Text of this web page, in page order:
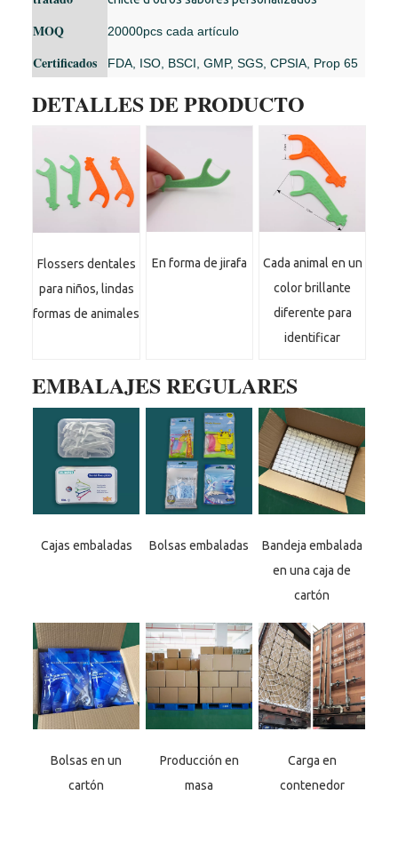
MOQ 20000pcs cada artículo
Certificados FDA, ISO, BSCI, GMP, SGS, CPSIA, Prop 65
DETALLES DE PRODUCTO
Flossers dentales
para niños, lindas
formas de animales
En forma de jirafa
Cada animal en un
color brillante
diferente para
identificar
EMBALAJES REGULARES
Cajas embaladas Bolsas embaladas
Bandeja embalada
en una caja de
cartón
Bolsas en un
cartón
Producción en
masa
Carga en
contenedor